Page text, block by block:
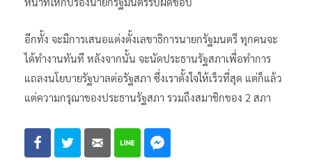
ไม่ใช่การประชุมนัดพิเศษหรืออะไร เพราะเราจะได้แบ่งงาน วาง
หน้าที่ให้กับรองนายกรัฐมนตรีรับผิดชอบ
อีกทั้ง จะมีการเสนอแต่งตั้งเลขาธิการนายกรัฐมนตรี ทุกคนจะ
ได้ทำงานทันที หลังจากนั้น จะนัดประธานรัฐสภาเพื่อทำการ
แถลงนโยบายรัฐบาลต่อรัฐสภา ซึ่งเราตั้งใจให้เร็วที่สุด แต่ก็แล้ว
แต่ความกรุณาของประธานรัฐสภา รวมถึงสมาชิกของ 2 สภา